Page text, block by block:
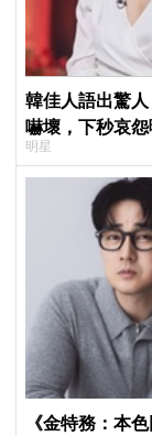
韓佳人語出驚
嚇壞，下秒哀
明星
《金特務：本